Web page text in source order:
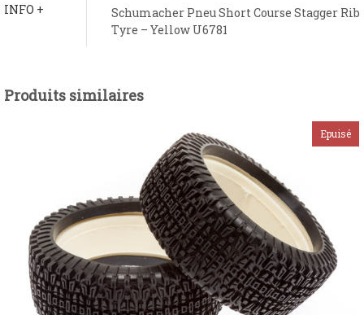
INFO +
Schumacher Pneu Short Course Stagger Rib
Tyre – Yellow U6781
Produits similaires